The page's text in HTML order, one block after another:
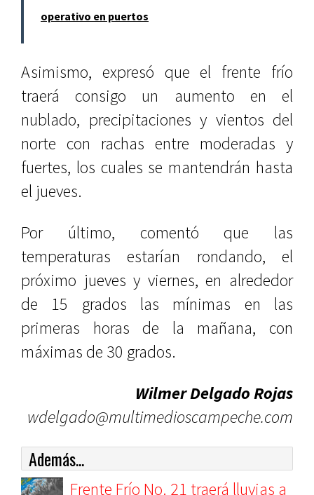
operativo en puertos
Asimismo, expresó que el frente frío
traerá consigo un aumento en el
nublado, precipitaciones y vientos del
norte con rachas entre moderadas y
fuertes, los cuales se mantendrán hasta
el jueves.
Por último, comentó que las
temperaturas estarían rondando, el
próximo jueves y viernes, en alrededor
de 15 grados las mínimas en las
primeras horas de la mañana, con
máximas de 30 grados.
Wilmer Delgado Rojas
wdelgado@multimedioscampeche.com
Además...
Frente Frío No. 21 traerá lluvias a